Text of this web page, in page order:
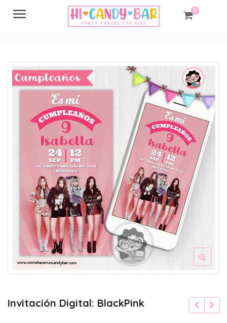
Menu 0
Invitación Digital: BlackPink